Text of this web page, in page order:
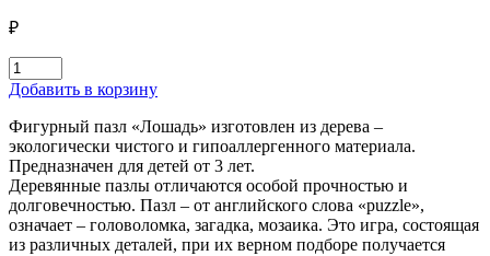
₽
Добавить в корзину
Фигурный пазл «Лошадь» изготовлен из дерева –
экологически чистого и гипоаллергенного материала.
Предназначен для детей от 3 лет.
Деревянные пазлы отличаются особой прочностью и
долговечностью. Пазл – от английского слова «puzzle»,
означает – головоломка, загадка, мозаика. Это игра, состоящая
из различных деталей, при их верном подборе получается